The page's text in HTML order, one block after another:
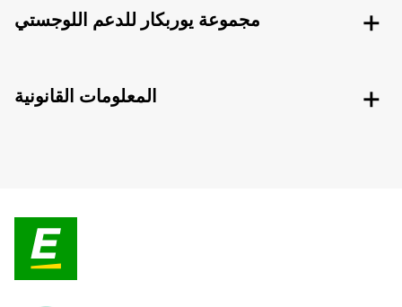
مجموعة يوربكار للدعم اللوجستي
المعلومات القانونية